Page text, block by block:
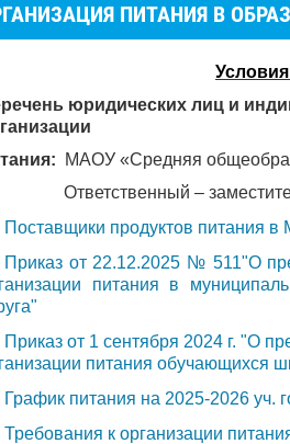
ПИТАНИЯ В
юридических лиц и
МАОУ «Средняя
Ответственный –
Поставщики продуктов питания
Приказ от 22.12.2025 № 511"О
питания в
Приказ от 1 сентября 2024 г. "О
питания обучающихся
График питания на 2025-2026 уч.
Требования к организации